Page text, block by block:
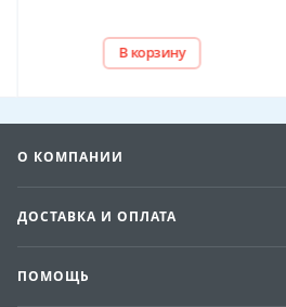
В корзину
О КОМПАНИИ
ДОСТАВКА И ОПЛАТА
ПОМОЩЬ